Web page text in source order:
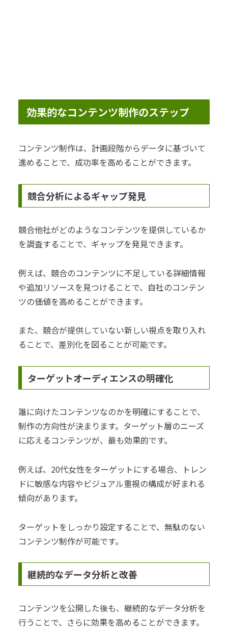
効果的なコンテンツ制作のステップ
コンテンツ制作は、計画段階からデータに基づいて
進めることで、成功率を高めることができます。
競合分析によるギャップ発見
競合他社がどのようなコンテンツを提供しているか
を調査することで、ギャップを発見できます。
例えば、競合のコンテンツに不足している詳細情報
や追加リソースを見つけることで、自社のコンテン
ツの価値を高めることができます。
また、競合が提供していない新しい視点を取り入れ
ることで、差別化を図ることが可能です。
ターゲットオーディエンスの明確化
誰に向けたコンテンツなのかを明確にすることで、
制作の方向性が決まります。ターゲット層のニーズ
に応えるコンテンツが、最も効果的です。
例えば、20代女性をターゲットにする場合、トレン
ドに敏感な内容やビジュアル重視の構成が好まれる
傾向があります。
ターゲットをしっかり設定することで、無駄のない
コンテンツ制作が可能です。
継続的なデータ分析と改善
コンテンツを公開した後も、継続的なデータ分析を
行うことで、さらに効果を高めることができます。